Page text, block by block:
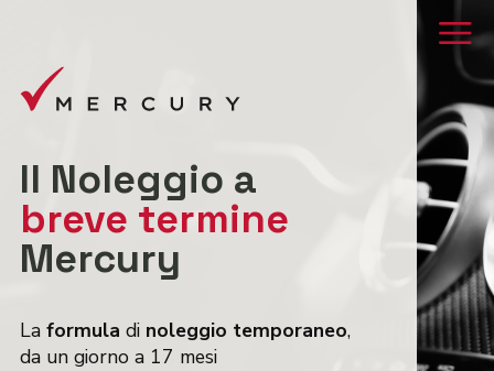
Il Noleggio a
breve termine
Mercury
La formula di noleggio temporaneo,
da un giorno a 17 mesi